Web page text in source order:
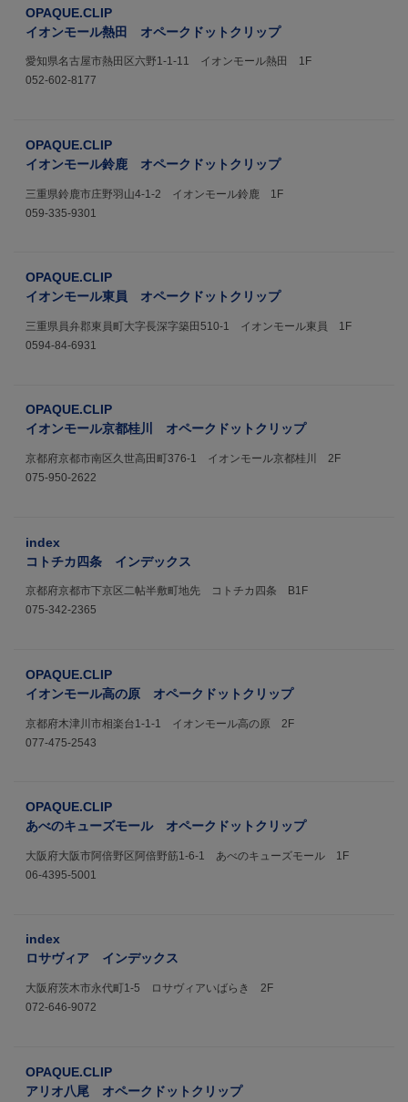
OPAQUE.CLIP
イオンモール熱田 オペークドットクリップ
愛知県名古屋市熱田区六野1-1-11 イオンモール熱田 1F
052-602-8177
OPAQUE.CLIP
イオンモール鈴鹿 オペークドットクリップ
三重県鈴鹿市庄野羽山4-1-2 イオンモール鈴鹿 1F
059-335-9301
OPAQUE.CLIP
イオンモール東員 オペークドットクリップ
三重県員弁郡東員町大字長深字築田510-1 イオンモール東員 1F
0594-84-6931
OPAQUE.CLIP
イオンモール京都桂川 オペークドットクリップ
京都府京都市南区久世高田町376-1 イオンモール京都桂川 2F
075-950-2622
index
コトチカ四条 インデックス
京都府京都市下京区二帖半敷町地先 コトチカ四条 B1F
075-342-2365
OPAQUE.CLIP
イオンモール高の原 オペークドットクリップ
京都府木津川市相楽台1-1-1 イオンモール高の原 2F
077-475-2543
OPAQUE.CLIP
あべのキューズモール オペークドットクリップ
大阪府大阪市阿倍野区阿倍野筋1-6-1 あべのキューズモール 1F
06-4395-5001
index
ロサヴィア インデックス
大阪府茨木市永代町1-5 ロサヴィアいばらき 2F
072-646-9072
OPAQUE.CLIP
アリオ八尾 オペークドットクリップ